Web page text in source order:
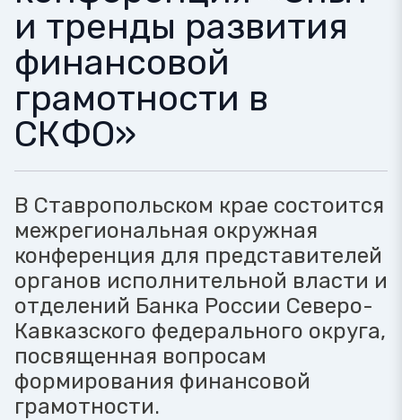
и тренды развития
финансовой
грамотности в
СКФО»
В Ставропольском крае состоится
межрегиональная окружная
конференция для представителей
органов исполнительной власти и
отделений Банка России Северо-
Кавказского федерального округа,
посвященная вопросам
формирования финансовой
грамотности.